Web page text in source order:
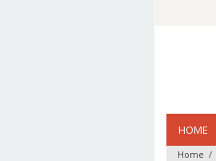
HOME
Home /